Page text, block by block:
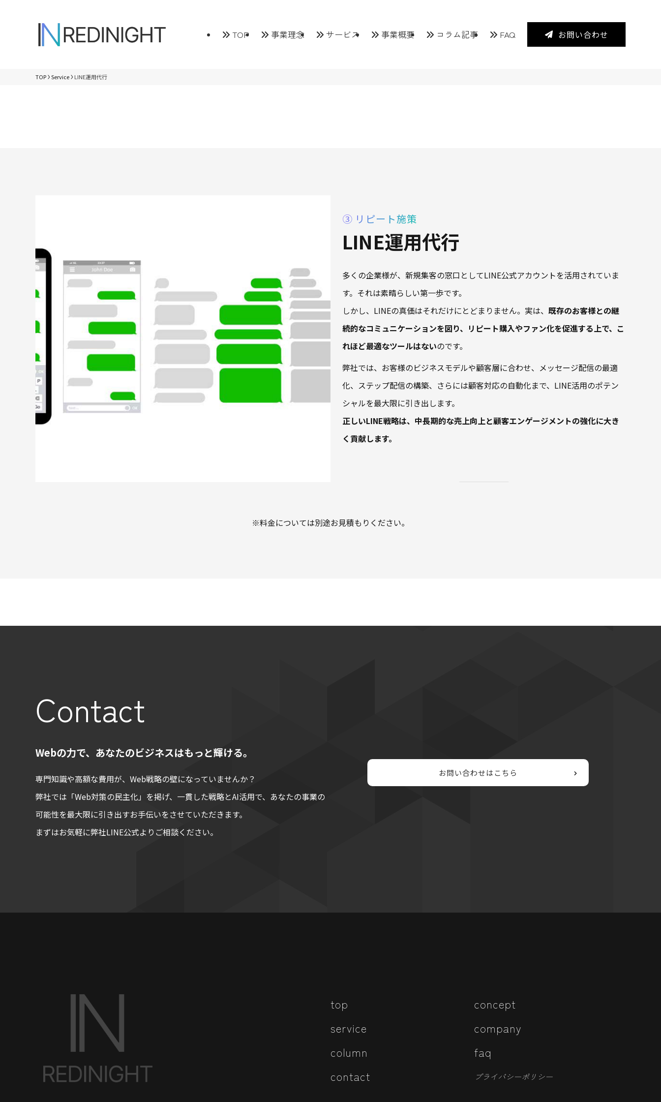
TOP 事業理念 サービス 事業概要 コラム記事 FAQ お問い合わせ
TOP Service LINE運用代行
③ リピート施策
LINE運用代行
多くの企業様が、新規集客の窓口としてLINE公式アカウントを活用されていま
す。それは素晴らしい第一歩です。
しかし、LINEの真価はそれだけにとどまりません。実は、 既存のお客様との継
続的なコミュニケーションを図り、リピート購入やファン化を促進する上で、こ
れほど最適なツールはないのです。
弊社では、お客様のビジネスモデルや顧客層に合わせ、メッセージ配信の最適
化、ステップ配信の構築、さらには顧客対応の自動化まで、LINE活用のポテン
シャルを最大限に引き出します。
正しいLINE戦略は、中長期的な売上向上と顧客エンゲージメントの強化に大き
く貢献します。
※料金については別途お見積もりください。
Contact
Webの力で、あなたのビジネスはもっと輝ける。
専門知識や高額な費用が、Web戦略の壁になっていませんか？
弊社では「Web対策の民主化」を掲げ、一貫した戦略とAI活用で、あなたの事業の
可能性を最大限に引き出すお手伝いをさせていただきます。
まずはお気軽に弊社LINE公式よりご相談ください。
お問い合わせはこちら
top
concept
service
company
column
faq
contact
プライバシーポリシー